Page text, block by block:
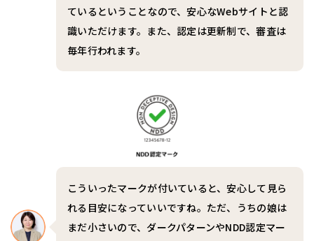
ているということなので、安心なWebサイトと認
識いただけます。また、認定は更新制で、審査は
毎年行われます。
こういったマークが付いていると、安心して見ら
れる目安になっていいですね。ただ、うちの娘は
まだ小さいので、ダークパターンやNDD認定マー